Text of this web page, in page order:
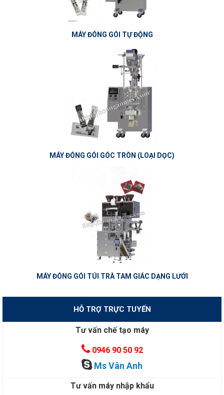
MÁY ĐÓNG GÓI TỰ ĐỘNG
MÁY ĐÓNG GÓI GÓC TRÒN (LOẠI DỌC)
MÁY ĐÓNG GÓI TÚI TRÀ TAM GIÁC DẠNG LƯỚI
HỖ TRỢ TRỰC TUYẾN
Tư vấn chế tạo máy
0946 90 50 92
Ms Vân Anh
Tư vấn máy nhập khẩu